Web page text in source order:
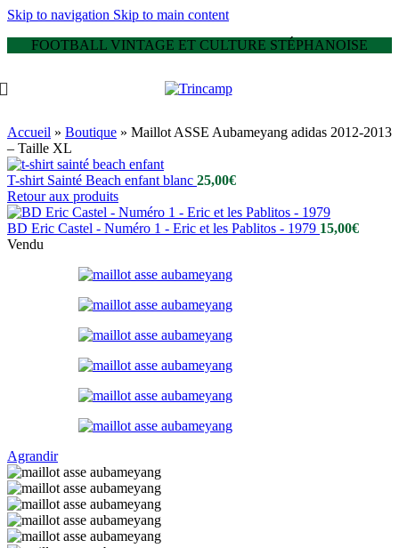
Skip to navigation Skip to main content
FOOTBALL VINTAGE ET CULTURE STÉPHANOISE
Accueil » Boutique » Maillot ASSE Aubameyang adidas 2012-2013
– Taille XL
T-shirt Sainté Beach enfant blanc 25,00€
Retour aux produits
BD Eric Castel - Numéro 1 - Eric et les Pablitos - 1979 15,00€
Vendu
Agrandir